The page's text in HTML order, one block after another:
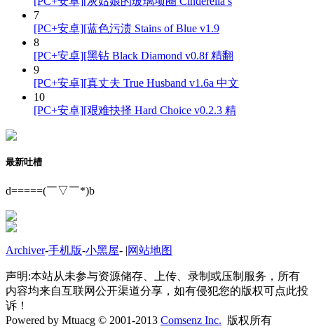
7
[PC+安卓][蓝色污渍 Stains of Blue v1.9
8
[PC+安卓][黑钻 Black Diamond v0.8f 精翻
9
[PC+安卓][真丈夫 True Husband v1.6a 中文
10
[PC+安卓][艰难抉择 Hard Choice v0.2.3 精
最新吐槽
d=====(￣▽￣*)b
Archiver-手机版-小黑屋- |网站地图
声明:本站从未参与资源储存、上传、录制或压制服务，所有
内容均来自互联网公开渠道分享，如有侵犯您的版权可点此投
诉！
Powered by Mtuacg © 2001-2013 Comsenz Inc. 版权所有